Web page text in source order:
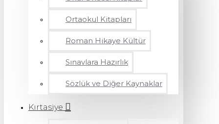
Ortaokul Kitapları
Roman Hikaye Kültür
Sınavlara Hazırlık
Sözlük ve Diğer Kaynaklar
Kırtasiye